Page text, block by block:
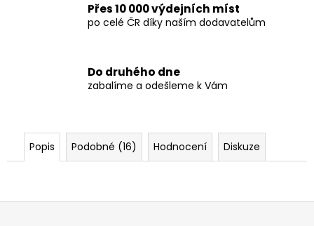
Přes 10 000 výdejních míst
po celé ČR díky naším dodavatelům
Do druhého dne
zabalíme a odešleme k Vám
Popis Podobné (16) Hodnocení Diskuze
Z